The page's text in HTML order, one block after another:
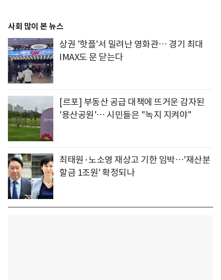
사회 많이 본 뉴스
상권 '핫플'서 밀려난 영화관… 경기 최대
IMAX도 문 닫는다
[르포] 부동산 공급 대책에 뜨거운 감자된
'용산공원'… 시민들은 "녹지 지켜야"
최태원·노소영 재상고 기한 임박…'재산분
할금 1조원' 확정되나